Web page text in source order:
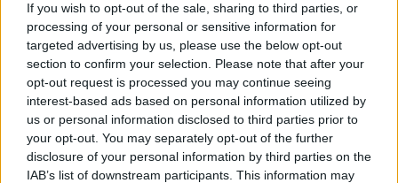
If you wish to opt-out of the sale, sharing to third parties, or
processing of your personal or sensitive information for
targeted advertising by us, please use the below opt-out
section to confirm your selection. Please note that after your
opt-out request is processed you may continue seeing
interest-based ads based on personal information utilized by
us or personal information disclosed to third parties prior to
your opt-out. You may separately opt-out of the further
disclosure of your personal information by third parties on the
IAB’s list of downstream participants. This information may
LASĪTĀKIE
Nosaukti nāvējošākie automobiļi uz
ceļiem: turam īkšķus, lai neatrodi sarakstā
savu auto
FOTO.“Vai tas ir normāli?” Guntars veikalā
nopērk tomātu, taču, pārgriežot to uz
pusēm, viņu sagaida pārsteigums